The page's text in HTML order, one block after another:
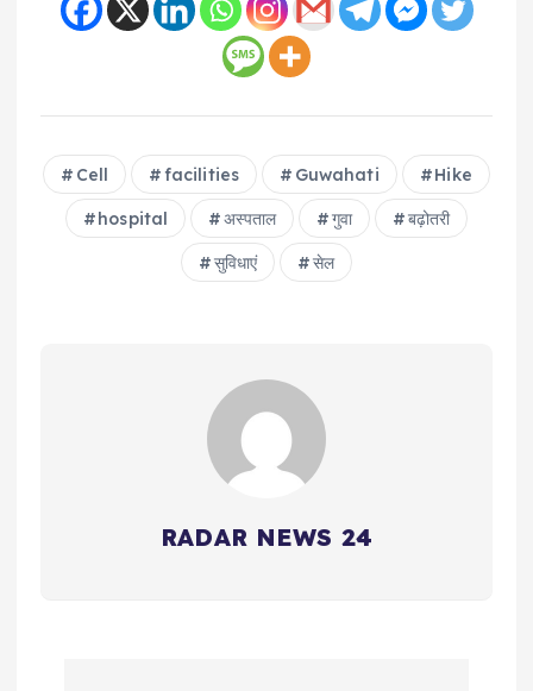
Cell facilities Guwahati Hike
hospital अस्पताल गुवा बढ़ोतरी
सुविधाएं सेल
RADAR NEWS 24